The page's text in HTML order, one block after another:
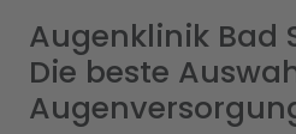
Augenklinik Bad
Die beste